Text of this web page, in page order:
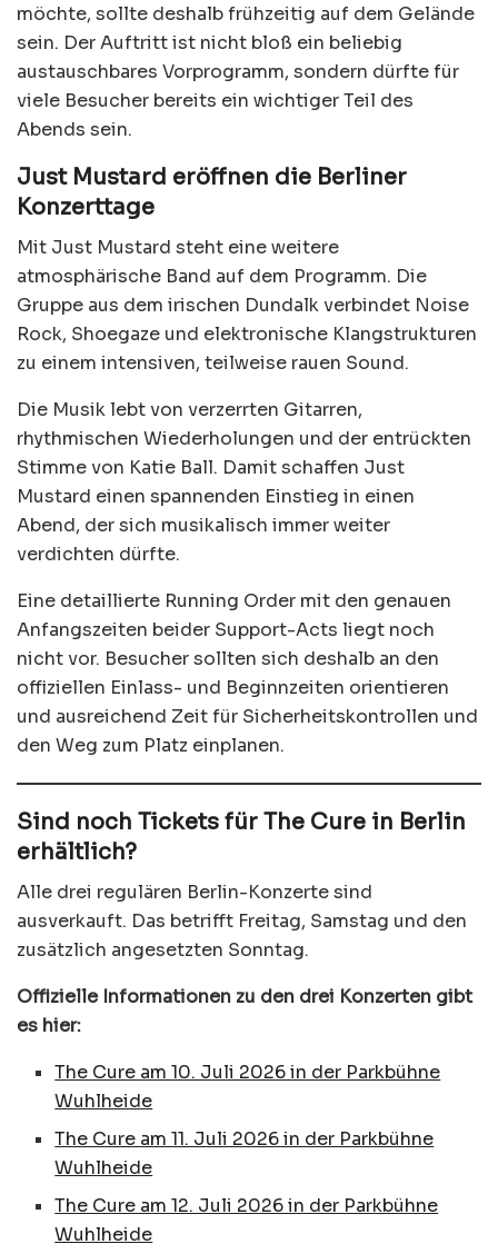
möchte, sollte deshalb frühzeitig auf dem Gelände
sein. Der Auftritt ist nicht bloß ein beliebig
austauschbares Vorprogramm, sondern dürfte für
viele Besucher bereits ein wichtiger Teil des
Abends sein.
Just Mustard eröffnen die Berliner
Konzerttage
Mit Just Mustard steht eine weitere
atmosphärische Band auf dem Programm. Die
Gruppe aus dem irischen Dundalk verbindet Noise
Rock, Shoegaze und elektronische Klangstrukturen
zu einem intensiven, teilweise rauen Sound.
Die Musik lebt von verzerrten Gitarren,
rhythmischen Wiederholungen und der entrückten
Stimme von Katie Ball. Damit schaffen Just
Mustard einen spannenden Einstieg in einen
Abend, der sich musikalisch immer weiter
verdichten dürfte.
Eine detaillierte Running Order mit den genauen
Anfangszeiten beider Support-Acts liegt noch
nicht vor. Besucher sollten sich deshalb an den
offiziellen Einlass- und Beginnzeiten orientieren
und ausreichend Zeit für Sicherheitskontrollen und
den Weg zum Platz einplanen.
Sind noch Tickets für The Cure in Berlin
erhältlich?
Alle drei regulären Berlin-Konzerte sind
ausverkauft. Das betrifft Freitag, Samstag und den
zusätzlich angesetzten Sonntag.
Offizielle Informationen zu den drei Konzerten gibt
es hier:
The Cure am 10. Juli 2026 in der Parkbühne
Wuhlheide
The Cure am 11. Juli 2026 in der Parkbühne
Wuhlheide
The Cure am 12. Juli 2026 in der Parkbühne
Wuhlheide